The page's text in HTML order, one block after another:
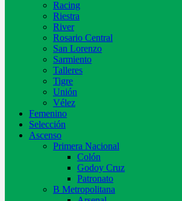
Racing
Riestra
River
Rosario Central
San Lorenzo
Sarmiento
Talleres
Tigre
Unión
Vélez
Femenino
Selección
Ascenso
Primera Nacional
Colón
Godoy Cruz
Patronato
B Metropolitana